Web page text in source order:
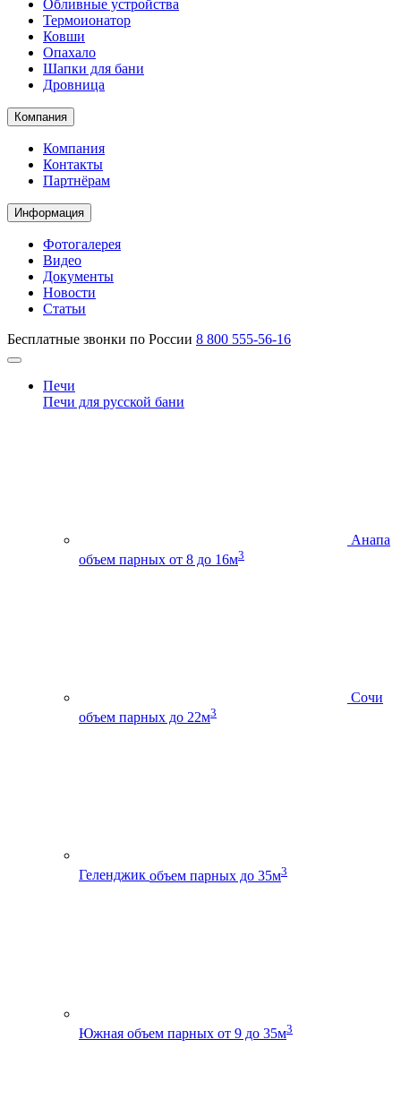
Обливные устройства
Термоионатор
Ковши
Опахало
Шапки для бани
Дровница
Компания
Компания
Контакты
Партнёрам
Информация
Фотогалерея
Видео
Документы
Новости
Статьи
Бесплатные звонки по России 8 800 555-56-16
Печи
Печи для русской бани
Анапа
объем парных от 8 до 16м3
Сочи
объем парных до 22м3
Геленджик объем парных до 35м3
Южная объем парных от 9 до 35м3